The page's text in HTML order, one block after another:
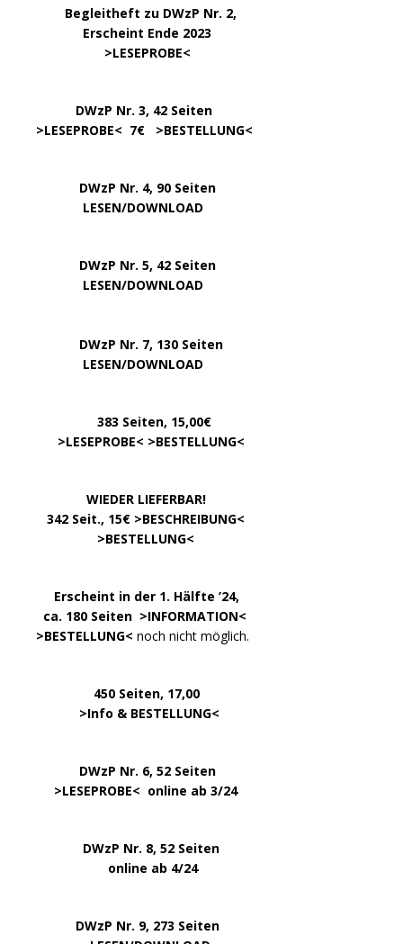
Begleitheft zu DWzP Nr. 2,
Erscheint Ende 2023
>LESEPROBE<
DWzP Nr. 3, 42 Seiten
>LESEPROBE< 7€ >BESTELLUNG<
DWzP Nr. 4, 90 Seiten
LESEN/DOWNLOAD
DWzP Nr. 5, 42 Seiten
LESEN/DOWNLOAD
DWzP Nr. 7, 130 Seiten
LESEN/DOWNLOAD
383 Seiten, 15,00€
>LESEPROBE< >BESTELLUNG<
WIEDER LIEFERBAR!
342 Seit., 15€ >BESCHREIBUNG<
>BESTELLUNG<
Erscheint in der 1. Hälfte ’24,
ca. 180 Seiten >INFORMATION<
>BESTELLUNG< noch nicht möglich.
450 Seiten, 17,00
>Info & BESTELLUNG<
DWzP Nr. 6, 52 Seiten
>LESEPROBE< online ab 3/24
DWzP Nr. 8, 52 Seiten
online ab 4/24
DWzP Nr. 9, 273 Seiten